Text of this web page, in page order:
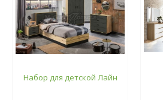
Набор для детской Лайн